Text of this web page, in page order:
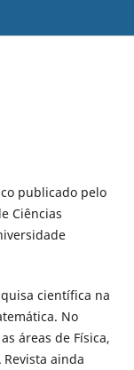
publicado pelo
Ciências
científica na
No
áreas de Física,
ainda